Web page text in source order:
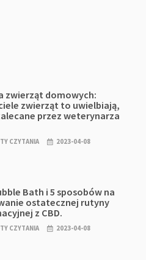
zwierząt domowych:
zwierząt to uwielbiają,
przez weterynarza
CZYTANIA 2023-04-08
Bath i 5 sposobów na
ostatecznej rutyny
z CBD.
CZYTANIA 2023-04-08